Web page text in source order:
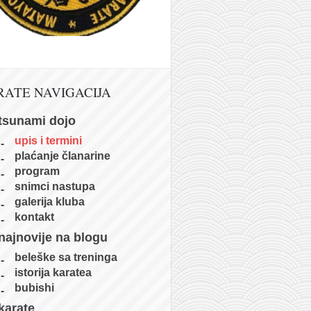
NAVIGACIJA
dojo
upis i termini
plaćanje članarine
program
snimci nastupa
galerija kluba
kontakt
na blogu
beleške sa treninga
istorija karatea
bubishi